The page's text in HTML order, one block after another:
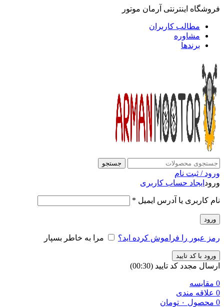
فروشگاه اینترنتی آرمان موتور
مطالب کاربران
مشاوره
برندها
جستجو
ورود / ثبت نام
ورود ایجاد حساب کاربری
نام کاربری یا آدرس ایمیل *
ورود
رمز عبور را فراموش کرده اید؟ مرا به خاطر بسپار
ورود با کد تایید
ارسال مجدد کد تایید (00:
30
)
0 مقایسه
0 علاقه مندی
0 محصول ۰ تومان